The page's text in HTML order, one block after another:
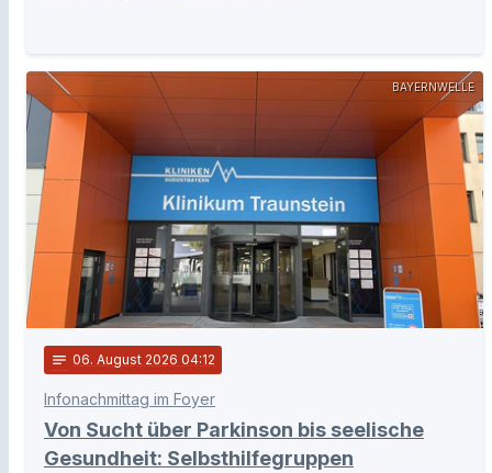
BAYERNWELLE
notes 06. August 2026 04:12
Infonachmittag im Foyer
Von Sucht über Parkinson bis seelische
Gesundheit: Selbsthilfegruppen